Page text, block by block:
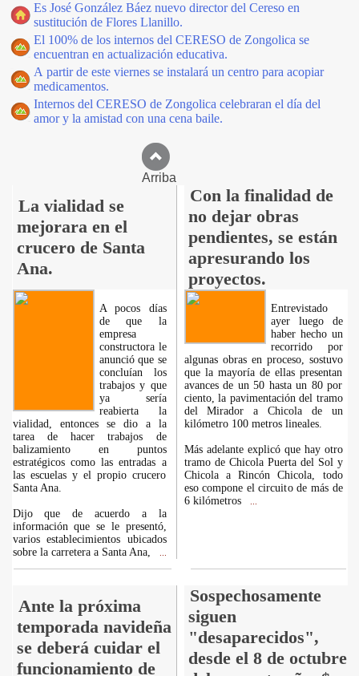
Es José González Báez nuevo director del Cereso en
sustitución de Flores Llanillo.
El 100% de los internos del CERESO de Zongolica se
encuentran en actualización educativa.
A partir de este viernes se instalará un centro para acopiar
medicamentos.
Internos del CERESO de Zongolica celebraran el día del
amor y la amistad con una cena baile.
Arriba
La vialidad se
mejorara en el
crucero de Santa
Ana.
Con la finalidad de
no dejar obras
pendientes, se están
apresurando los
proyectos.
A pocos días
de que la
empresa
constructora le
anunció que se
concluían los
trabajos y que
ya sería
reabierta la
vialidad, entonces se dio a la
tarea de hacer trabajos de
balizamiento en puntos
estratégicos como las entradas a
las escuelas y el propio crucero
Santa Ana.
Dijo que de acuerdo a la
información que se le presentó,
varios establecimientos ubicados
sobre la carretera a Santa Ana,
Entrevistado
ayer luego de
haber hecho un
recorrido por
algunas obras en proceso, sostuvo
que la mayoría de ellas presentan
avances de un 50 hasta un 80 por
ciento, la pavimentación del tramo
del Mirador a Chicola de un
kilómetro 100 metros lineales.
Más adelante explicó que hay otro
tramo de Chicola Puerta del Sol y
Chicola a Rincón Chicola, todo
eso compone el circuito de más de
6 kilómetros
Ante la próxima
temporada navideña
se deberá cuidar el
funcionamiento de
Sospechosamente
siguen
"desaparecidos",
desde el 8 de octubre